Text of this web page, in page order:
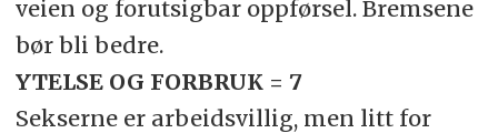
veien og forutsigbar oppførsel. Bremsene
bør bli bedre.
YTELSE OG FORBRUK = 7
Sekserne er arbeidsvillig, men litt for